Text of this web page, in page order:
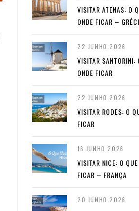
VISITAR ATENAS: O
ONDE FICAR –
22 JUNHO 2026
VISITAR SANTORINI:
ONDE FICAR
22 JUNHO 2026
VISITAR RODES: O
FICAR
16 JUNHO 2026
VISITAR NICE: O
FICAR – FRANÇA
20 JUNHO 2026